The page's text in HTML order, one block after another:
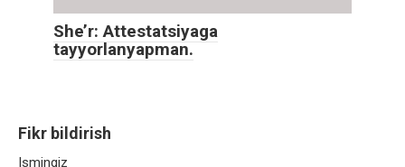
She’r: Attestatsiyaga
tayyorlanyapman.
Fikr bildirish
Ismingiz